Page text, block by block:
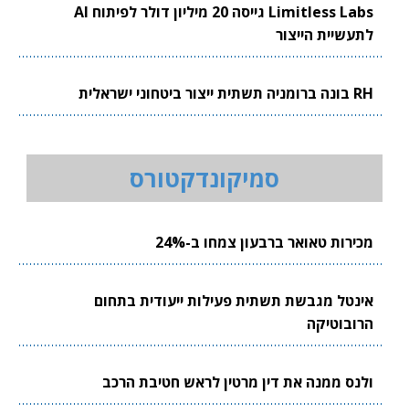
Limitless Labs גייסה 20 מיליון דולר לפיתוח AI
לתעשיית הייצור
RH בונה ברומניה תשתית ייצור ביטחוני ישראלית
סמיקונדקטורס
מכירות טאואר ברבעון צמחו ב-24%
אינטל מגבשת תשתית פעילות ייעודית בתחום
הרובוטיקה
ולנס ממנה את דין מרטין לראש חטיבת הרכב